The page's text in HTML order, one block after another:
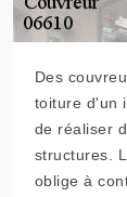
Des
toiture d'un
de réaliser
structures.
oblige à